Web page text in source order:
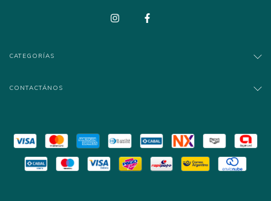
CATEGORÍAS
CONTACTÁNOS